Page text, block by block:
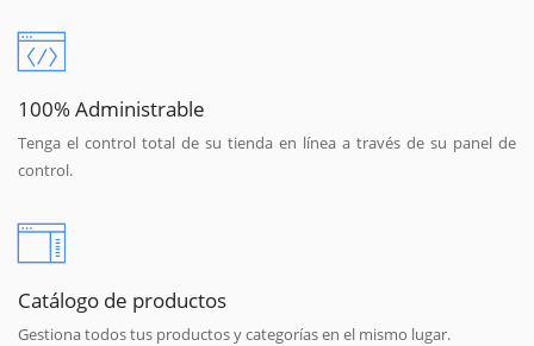
100% Administrable
Tenga el control total de su tienda en línea a través de su panel de
control.
Catálogo de productos
Gestiona todos tus productos y categorías en el mismo lugar.